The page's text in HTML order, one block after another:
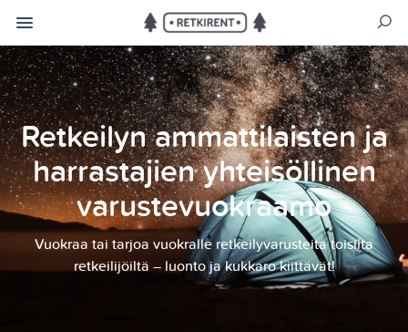
Retkeilyn ammattilaisten ja
harrastajien yhteisöllinen
varustevuokraamo
Vuokraa tai tarjoa vuokralle retkeilyvarusteita toisilta
retkeilijöiltä – luonto ja kukkaro kiittävät!